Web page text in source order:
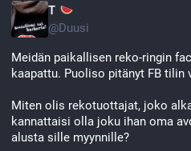
T
@Duusi
Meidän paikallisen reko-ringin
kaapattu. Puoliso pitänyt FB tilin
Miten olis rekotuottajat, joko
kannattaisi olla joku ihan oma
alusta sille myynnille?